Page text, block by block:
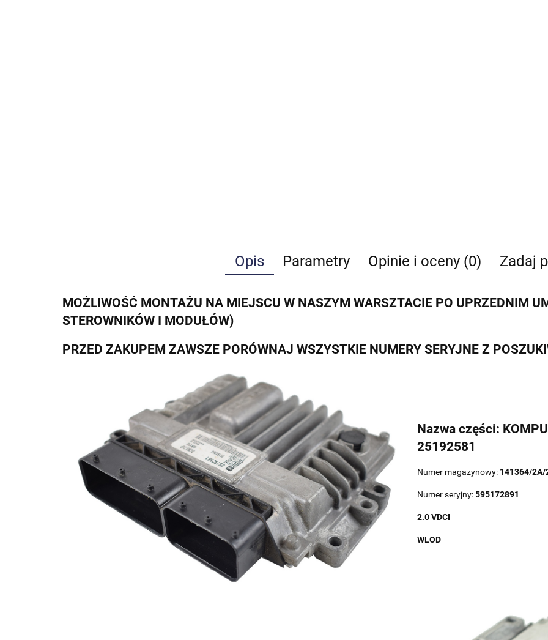
Opis Parametry Opinie i oceny (0) Zadaj
MOŻLIWOŚĆ MONTAŻU NA MIEJSCU W NASZYM WARSZTACIE PO UPRZEDNIM
STEROWNIKÓW I MODUŁÓW)
PRZED ZAKUPEM ZAWSZE PORÓWNAJ WSZYSTKIE NUMERY SERYJNE Z
Nazwa części:
25192581
Numer magazynowy: 141364/2A/
Numer seryjny:595172891
2.0 VDCI
WLOD